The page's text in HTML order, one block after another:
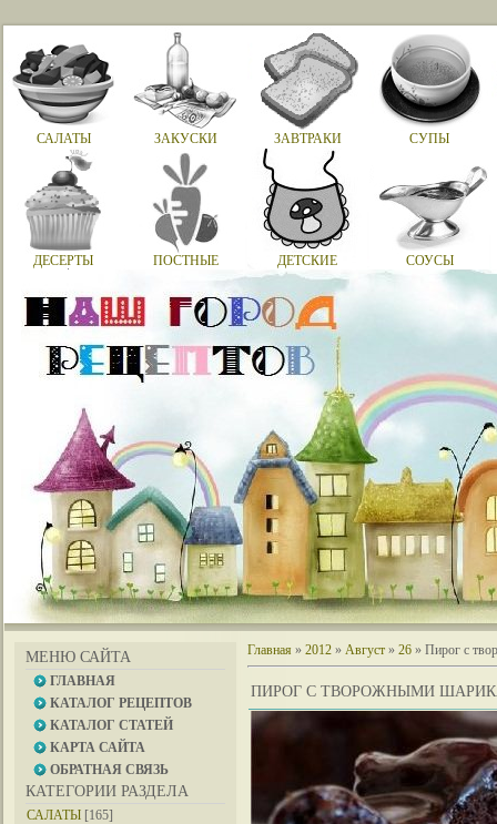
САЛАТЫ ЗАКУСКИ ЗАВТРАКИ СУПЫ
ДЕСЕРТЫ ПОСТНЫЕ ДЕТСКИЕ СОУСЫ
МЕНЮ САЙТА
ГЛАВНАЯ
КАТАЛОГ РЕЦЕПТОВ
КАТАЛОГ СТАТЕЙ
КАРТА САЙТА
ОБРАТНАЯ СВЯЗЬ
КАТЕГОРИИ РАЗДЕЛА
САЛАТЫ [165]
Главная » 2012 » Август » 26 » Пирог с
ПИРОГ С ТВОРОЖНЫМИ